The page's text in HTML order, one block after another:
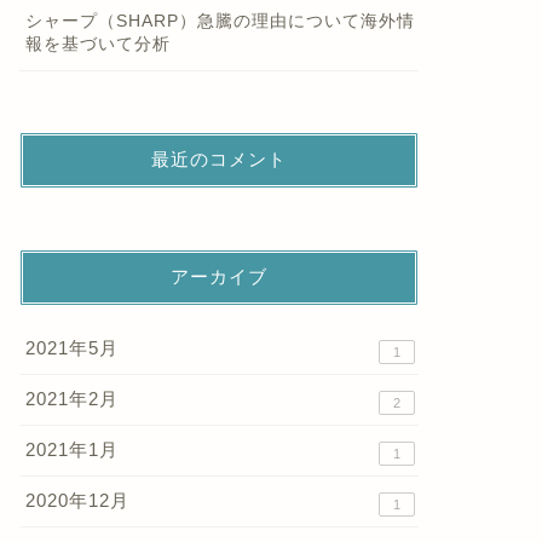
シャープ（SHARP）急騰の理由について海外情
報を基づいて分析
最近のコメント
アーカイブ
2021年5月 1
2021年2月 2
2021年1月 1
2020年12月 1